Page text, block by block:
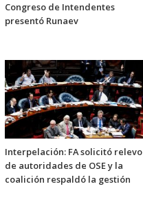
Congreso de Intendentes
presentó Runaev
Interpelación: FA solicitó relevo
de autoridades de OSE y la
coalición respaldó la gestión